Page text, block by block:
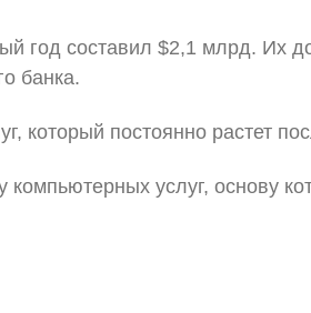
год составил $2,1 млрд. Их
банка.
который постоянно растет
услуг, основу